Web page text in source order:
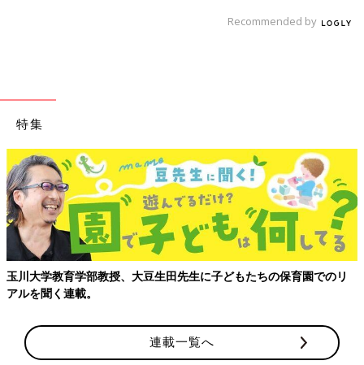
Recommended by
特集
玉川大学教育学部教授、大豆生田先生に子どもたちの保育園でのリ
アルを聞く連載。
連載一覧へ